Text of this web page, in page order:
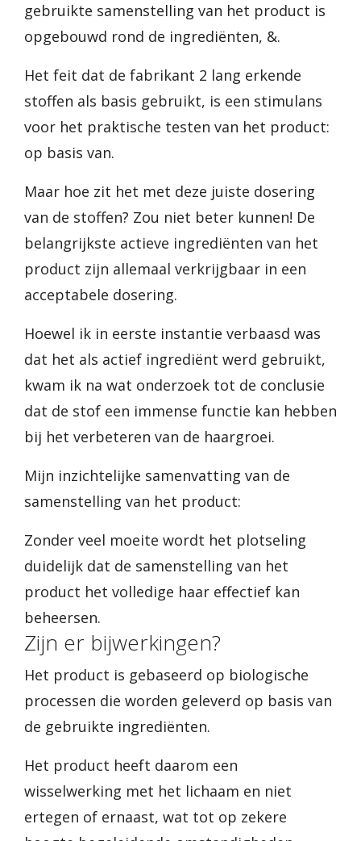
gebruikte samenstelling van het product is
opgebouwd rond de ingrediënten, &.
Het feit dat de fabrikant 2 lang erkende
stoffen als basis gebruikt, is een stimulans
voor het praktische testen van het product:
op basis van.
Maar hoe zit het met deze juiste dosering
van de stoffen? Zou niet beter kunnen! De
belangrijkste actieve ingrediënten van het
product zijn allemaal verkrijgbaar in een
acceptabele dosering.
Hoewel ik in eerste instantie verbaasd was
dat het als actief ingrediënt werd gebruikt,
kwam ik na wat onderzoek tot de conclusie
dat de stof een immense functie kan hebben
bij het verbeteren van de haargroei.
Mijn inzichtelijke samenvatting van de
samenstelling van het product:
Zonder veel moeite wordt het plotseling
duidelijk dat de samenstelling van het
product het volledige haar effectief kan
beheersen.
Zijn er bijwerkingen?
Het product is gebaseerd op biologische
processen die worden geleverd op basis van
de gebruikte ingrediënten.
Het product heeft daarom een
wisselwerking met het lichaam en niet
ertegen of ernaast, wat tot op zekere